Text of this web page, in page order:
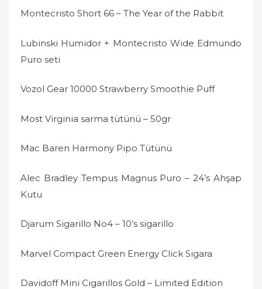
Montecristo Short 66 – The Year of the Rabbit
Lubinski Humidor + Montecristo Wide Edmundo
Puro seti
Vozol Gear 10000 Strawberry Smoothie Puff
Most Virginia sarma tütünü – 50gr
Mac Baren Harmony Pipo Tütünü
Alec Bradley Tempus Magnus Puro – 24’s Ahşap
Kutu
Djarum Sigarillo No4 – 10’s sigarillo
Marvel Compact Green Energy Click Sigara
Davidoff Mini Cigarillos Gold – Limited Edition